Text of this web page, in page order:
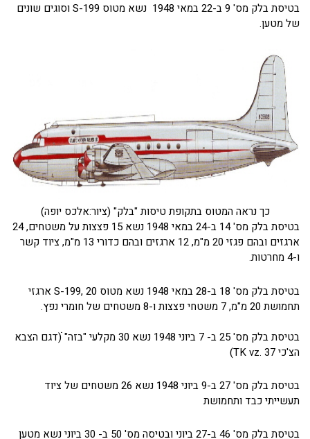
בטיסת בלק מס' 9 ב-22 במאי 1948 נשא מטוס S-199 וסוגים שונים
של מטען.
כך נראה המטוס בתקופת טיסות "בלק" (ציור:אלכס יופה)
בטיסת בלק מס' 14 ב-24 במאי 1948 נשא 15 פצצות על משטחים, 24
ארגזים ובהם פגזי 20 מ"מ, 12 ארגזים ובהם כדורי 13 מ"מ, ציוד קשר
ו-4 מחרטות.
בטיסת בלק מס' 18 ב-28 במאי 1948 נשא מטוס S-199, 20 ארגזי
תחמושת 20 מ"מ, 7 משטחי פצצות ו-8 משטחים של חומרי נפץ.
בטיסת בלק מס' 25 ב- 7 ביוני 1948 נשא 30 מקלעי "בזה" ׁׁׁ(דגם הצבא
הצ'כי TK vz. 37)
בטיסת בלק מס' 27 ב-9 ביוני 1948 נשא 26 משטחים של ציוד
תעשייתי כבד ותחמושת
בטיסת בלק מס' 46 ב-27 ביוני ובטיסה מס' 50 ב- 30 ביוני נשא מטען